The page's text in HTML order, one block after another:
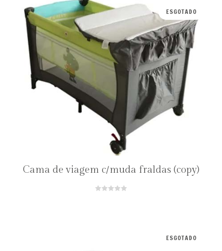
ESGOTADO
Cama de viagem c/muda fraldas (copy)
ESGOTADO